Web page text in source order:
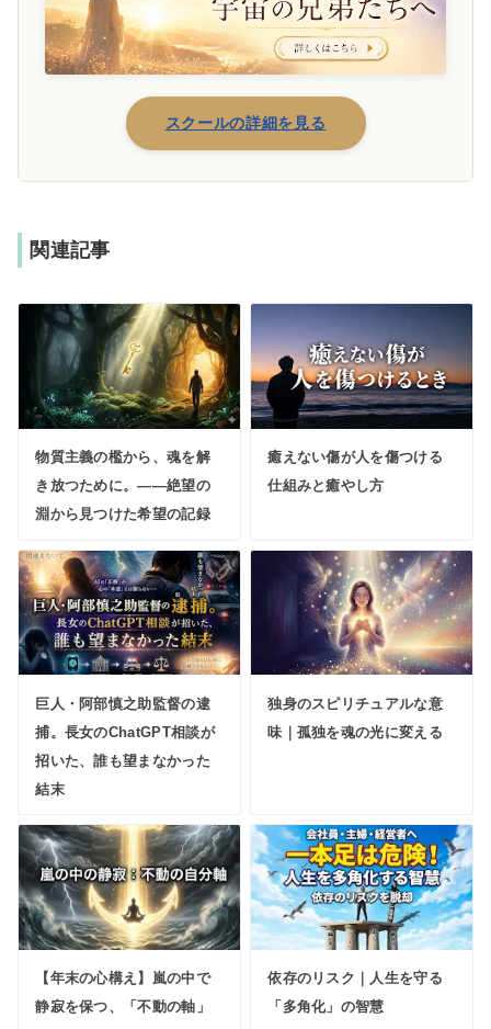
スクールの詳細を見る
関連記事
物質主義の檻から、魂を解
き放つために。――絶望の
淵から見つけた希望の記録
癒えない傷が人を傷つける
仕組みと癒やし方
巨人・阿部慎之助監督の逮
捕。長女のChatGPT相談が
招いた、誰も望まなかった
結末
独身のスピリチュアルな意
味｜孤独を魂の光に変える
【年末の心構え】嵐の中で
静寂を保つ、「不動の軸」
依存のリスク｜人生を守る
「多角化」の智慧